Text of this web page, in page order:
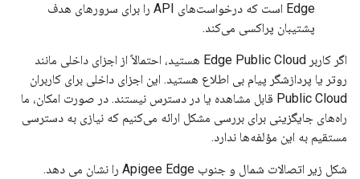
Edge است که درخواست‌های API را برای سرورهای هدف
پشتیبان پراکسی می‌کند.
اگر کاربر Edge Public Cloud هستید، احتمالاً از اجزای داخلی مانند
روتر یا پردازشگر پیام بی اطلاع هستید. این اجزای داخلی برای کاربران
Public Cloud قابل مشاهده یا در دسترس نیستند. در صورت امکان، ما
راه‌های جایگزینی برای بررسی مشکل ارائه می‌کنیم که نیازی به دسترسی
مستقیم به این مؤلفه‌ها ندارد.
شکل زیر اتصالات شمال و جنوب Apigee Edge را نشان می دهد.